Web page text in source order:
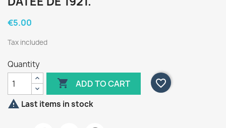
€5.00
Tax included
Quantity
 ADD TO CART
favorite_border
 Last items in stock